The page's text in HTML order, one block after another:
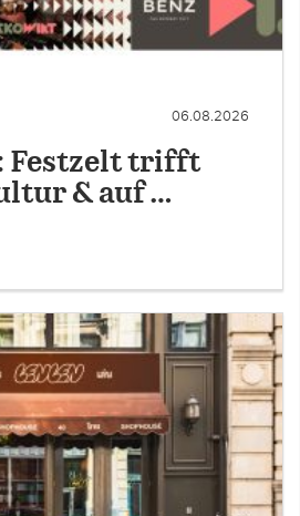
06.08.2026
Festzelt trifft
& auf …